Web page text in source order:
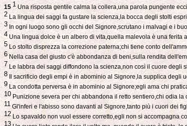
15 1Una risposta gentile calma la collera,una parola pungente
2 La lingua dei saggi fa gustare la scienza,la bocca degli stolti
3 In ogni luogo sono gli occhi del Signore,scrutano i malvagi e i
4Una lingua dolce è un albero di vita,quella malevola è una ferita
5 Lo stolto disprezza la correzione paterna;chi tiene conto
6Nella casa del giusto c'è abbondanza di beni,sulla rendita
7Le labbra dei saggi diffondono la scienza,non così il cuore degli
8 Il sacrificio degli empi è in abominio al Signore,la supplica degli
9La condotta perversa è in abominio al Signore;egli ama chi
10 Punizione severa per chi abbandona il retto sentiero,chi odia la
11Gl'inferi e l'abisso sono davanti al Signore,tanto più i cuori dei
12Lo spavaldo non vuol essere corretto,egli non si accompagna
13